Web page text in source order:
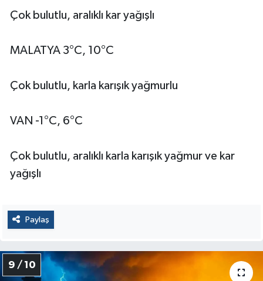
Çok bulutlu, aralıklı kar yağışlı
MALATYA 3°C, 10°C
Çok bulutlu, karla karışık yağmurlu
VAN -1°C, 6°C
Çok bulutlu, aralıklı karla karışık yağmur ve kar
yağışlı
Paylaş
9 / 10